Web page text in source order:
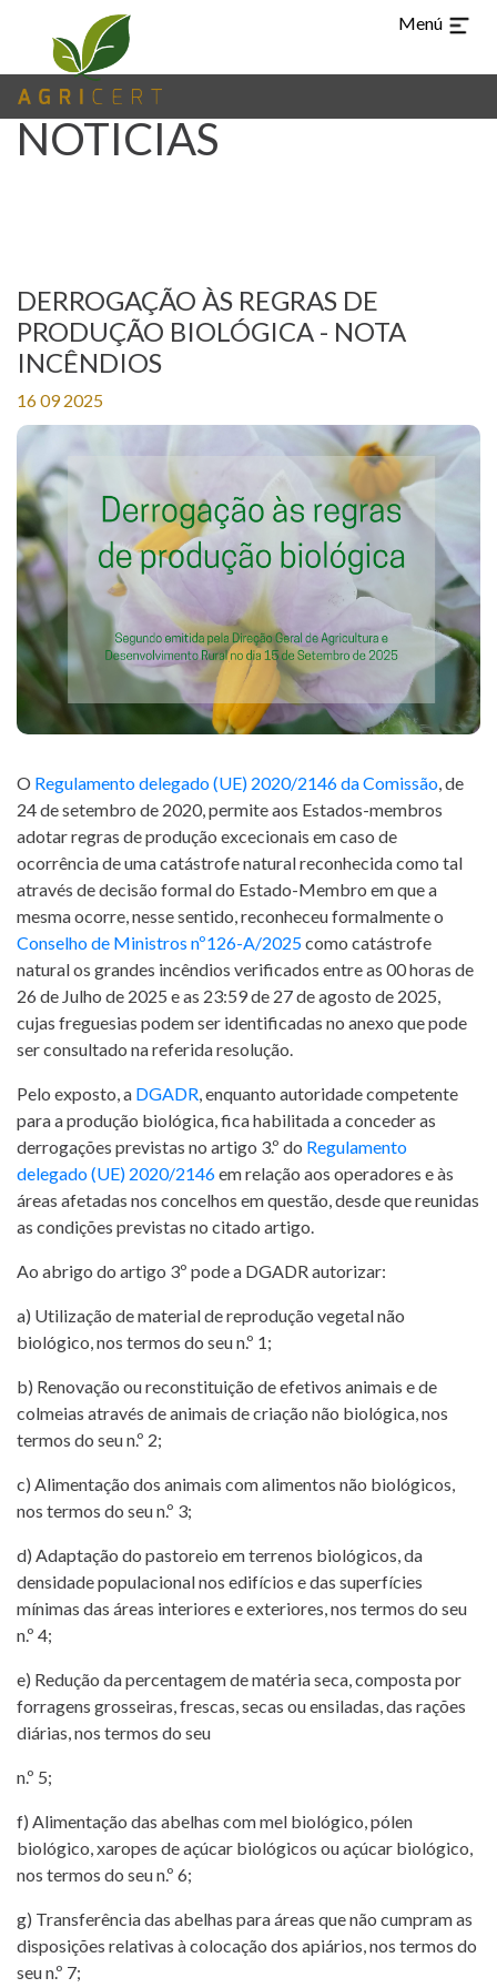
Menú
TUR CHI ARA EN PT
ES
HOME (CURRENT)
AGRICERT
CONTROL Y
CERTIFICACIÓN
INSPECCIÓN
NOTICIAS
PROYECTOS
CONTACTOS
PLATAFORMA
DE E-
LEARNING
T. +351 268 625 026 | F.
+351 268 626 546 | E.
agricert@agricert.pt
NOTICIAS
DERROGAÇÃO ÀS REGRAS DE
PRODUÇÃO BIOLÓGICA - NOTA
INCÊNDIOS
16 09 2025
O Regulamento delegado (UE) 2020/2146 da Comissão , de
24 de setembro de 2020, permite aos Estados-membros
adotar regras de produção excecionais em caso de
ocorrência de uma catástrofe natural reconhecida como tal
através de decisão formal do Estado-Membro em que a
mesma ocorre, nesse sentido, reconheceu formalmente o
Conselho de Ministros nº126-A/2025como catástrofe
natural os grandes incêndios verificados entre as 00 horas de
26 de Julho de 2025 e as 23:59 de 27 de agosto de 2025,
cujas freguesias podem ser identificadas no anexo que pode
ser consultado na referida resolução.
Pelo exposto, a DGADR , enquanto autoridade competente
para a produção biológica, fica habilitada a conceder as
derrogações previstas no artigo 3.º do Regulamento
delegado (UE) 2020/2146em relação aos operadores e às
áreas afetadas nos concelhos em questão, desde que reunidas
as condições previstas no citado artigo.
Ao abrigo do artigo 3º pode a DGADR autorizar:
a) Utilização de material de reprodução vegetal não
biológico, nos termos do seu n.º 1;
b) Renovação ou reconstituição de efetivos animais e de
colmeias através de animais de criação não biológica, nos
termos do seu n.º 2;
c) Alimentação dos animais com alimentos não biológicos,
nos termos do seu n.º 3;
d) Adaptação do pastoreio em terrenos biológicos, da
densidade populacional nos edifícios e das superfícies
mínimas das áreas interiores e exteriores, nos termos do seu
n.º 4;
e) Redução da percentagem de matéria seca, composta por
forragens grosseiras, frescas, secas ou ensiladas, das rações
diárias, nos termos do seu
n.º 5;
f) Alimentação das abelhas com mel biológico, pólen
biológico, xaropes de açúcar biológicos ou açúcar biológico,
nos termos do seu n.º 6;
g) Transferência das abelhas para áreas que não cumpram as
disposições relativas à colocação dos apiários, nos termos do
seu n.º 7;